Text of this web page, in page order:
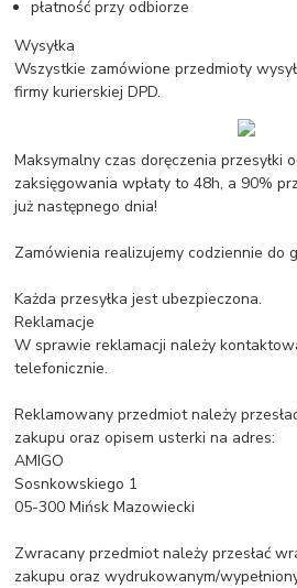
płatność przy odbiorze
Wysyłka
Wszystkie zamówione przedmioty
firmy kurierskiej DPD.
Maksymalny czas doręczenia przesyłki
zaksięgowania wpłaty to 48h, a 90%
już następnego dnia!
Zamówienia realizujemy codziennie do
Każda przesyłka jest ubezpieczona.
Reklamacje
W sprawie reklamacji należy
telefonicznie.
Reklamowany przedmiot należy
zakupu oraz opisem usterki na adres:
AMIGO
Sosnkowskiego 1
05-300 Mińsk Mazowiecki
Zwracany przedmiot należy przesłać
zakupu oraz wydrukowanym/